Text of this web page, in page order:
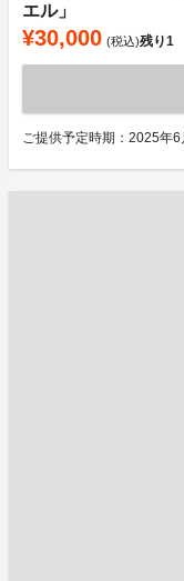
エル」
¥30,000 (税込)残り1
ご提供予定時期：2025年